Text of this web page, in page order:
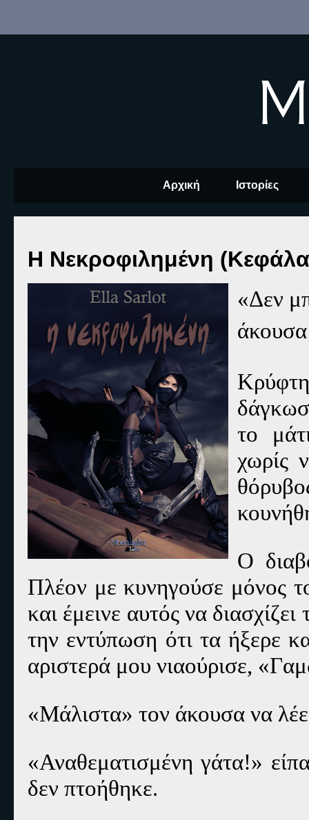
Αρχική Ιστορίες
Η Νεκροφιλημένη
«Δεν
το
χωρίς
Ο
Πλέον με κυνηγούσε μόνος
και έμεινε αυτός να
την εντύπωση ότι τα ήξερε
αριστερά μου νιαούρισε,
«Μάλιστα» τον άκουσα να
«Αναθεματισμένη γάτα!»
δεν πτοήθηκε.